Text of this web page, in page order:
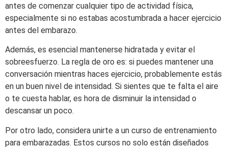
antes de comenzar cualquier tipo de actividad física,
especialmente si no estabas acostumbrada a hacer ejercicio
antes del embarazo.
Además, es esencial mantenerse hidratada y evitar el
sobreesfuerzo. La regla de oro es: si puedes mantener una
conversación mientras haces ejercicio, probablemente estás
en un buen nivel de intensidad. Si sientes que te falta el aire
o te cuesta hablar, es hora de disminuir la intensidad o
descansar un poco.
Por otro lado, considera unirte a un curso de entrenamiento
para embarazadas. Estos cursos no solo están diseñados